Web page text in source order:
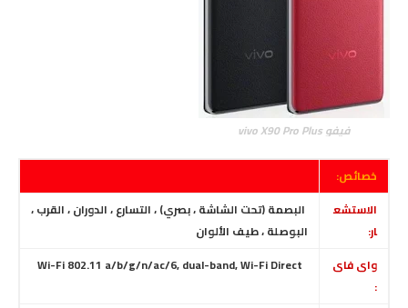
فيفو vivo X90 Pro Plus
خصائص:
الاستشع
ار:
البصمة (تحت الشاشة ، بصري) ، التسارع ، الدوران ، القرب ،
البوصلة ، طيف الألوان
واى فاى
: